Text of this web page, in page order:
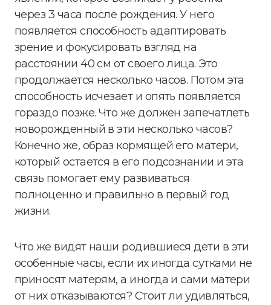
через 3 часа после рождения. У него
появляется способность адаптировать
зрение и фокусировать взгляд на
расстоянии 40 см от своего лица. Это
продолжается несколько часов. Потом эта
способность исчезает и опять появляется
гораздо позже. Что же должен запечатлеть
новорожденный в эти несколько часов?
Конечно же, образ кормящей его матери,
который остается в его подсознании и эта
связь помогает ему развиваться
полноценно и правильно в первый год
жизни.
Что же видят наши родившиеся дети в эти
особенные часы, если их иногда сутками не
приносят матерям, а иногда и сами матери
от них отказываются? Стоит ли удивляться,